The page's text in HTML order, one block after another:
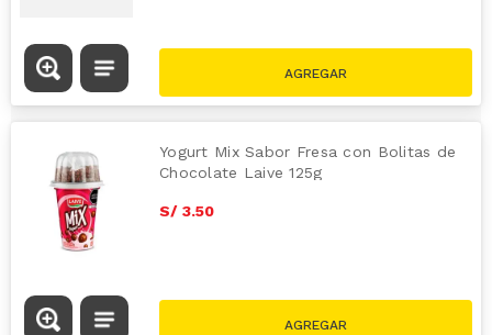
Yogurt Mix Sabor Fresa con Bolitas de
Chocolate Laive 125g
S/ 3.50